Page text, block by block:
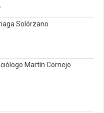
Solórzano
Martín Cornejo